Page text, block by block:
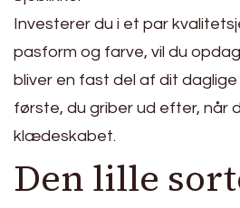
Investerer du i et par
pasform og farve, vil du
bliver en fast del af dit
første, du griber ud efter, når
klædeskabet.
Den lille